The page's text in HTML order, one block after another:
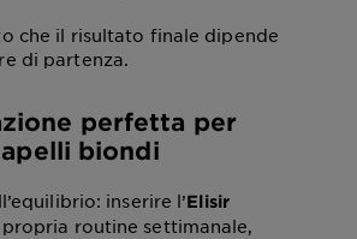
che il risultato finale dipende
di partenza.
perfetta per
biondi
inserire l’Elisir
routine settimanale,